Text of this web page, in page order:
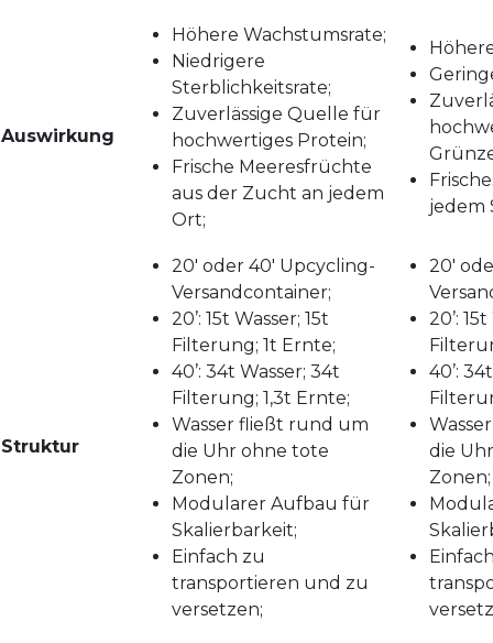
Auswirkung
Höhere Wachstumsrate;
Niedrigere
Sterblichkeitsrate;
Zuverlässige Quelle für
hochwertiges Protein;
Frische Meeresfrüchte
aus der Zucht an jedem
Ort;
jedem
Struktur
20' oder 40' Upcycling-
Versandcontainer;
20’: 15t Wasser; 15t
Filterung; 1t Ernte;
40’: 34t Wasser; 34t
Filterung; 1,3t Ernte;
Wasser fließt rund um
die Uhr ohne tote
Zonen;
Modularer Aufbau für
Skalierbarkeit;
Einfach zu
transportieren und zu
versetzen;
20'
20’:
40’:
die
Zonen;